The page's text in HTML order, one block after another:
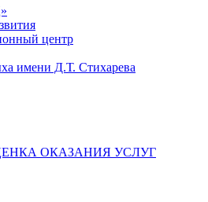
центр
имени Д.Т. Стихарева
ОКАЗАНИЯ УСЛУГ